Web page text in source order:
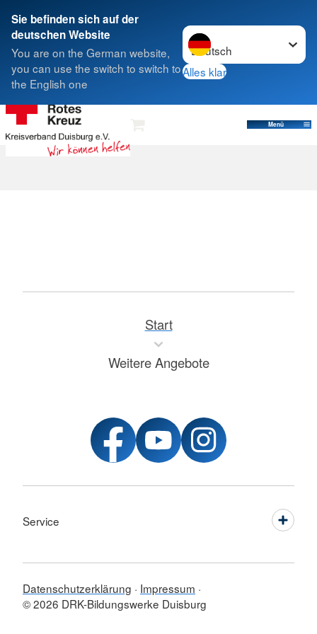
Sie befinden sich auf der
deutschen Website
You are on the German website,
you can use the switch to switch to
the English one
Sprache wechseln zu
Alles klar
Menü
Suche
Start
Weitere Angebote
Service
Datenschutzerklärung
Impressum
© 2026 DRK-Bildungswerke Duisburg